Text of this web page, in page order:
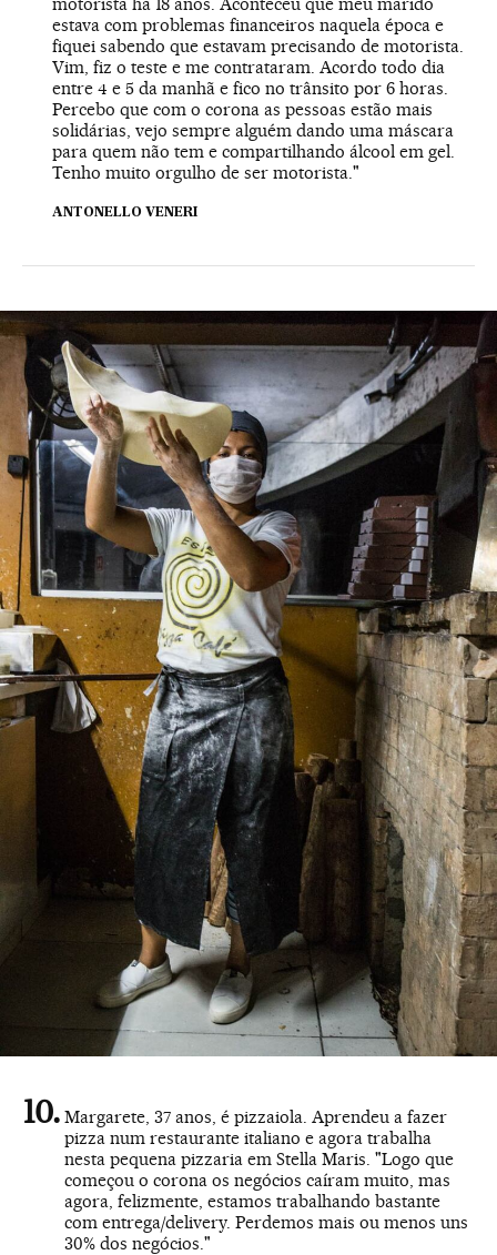
estava com problemas financeiros naquela época e
fiquei sabendo que estavam precisando de motorista.
Vim, fiz o teste e me contrataram. Acordo todo dia
entre 4 e 5 da manhã e fico no trânsito por 6 horas.
Percebo que com o corona as pessoas estão mais
solidárias, vejo sempre alguém dando uma máscara
para quem não tem e compartilhando álcool em gel.
Tenho muito orgulho de ser motorista."
ANTONELLO VENERI
Margarete, 37 anos, é pizzaiola. Aprendeu a fazer
pizza num restaurante italiano e agora trabalha
nesta pequena pizzaria em Stella Maris. "Logo que
começou o corona os negócios caíram muito, mas
agora, felizmente, estamos trabalhando bastante
com entrega/delivery. Perdemos mais ou menos uns
30% dos negócios."